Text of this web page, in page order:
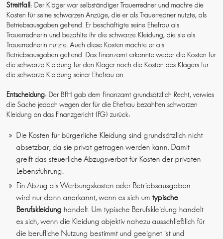
Streitfall : Der Kläger war selbständiger Trauerredner und machte die
Kosten für seine schwarzen Anzüge, die er als Trauerredner nutzte, als
Betriebsausgaben geltend. Er beschäftigte seine Ehefrau als
Trauerrednerin und bezahlte ihr die schwarze Kleidung, die sie als
Trauerrednerin nutzte. Auch diese Kosten machte er als
Betriebsausgaben geltend. Das Finanzamt erkannte weder die Kosten für
die schwarze Kleidung für den Kläger noch die Kosten des Klägers für
die schwarze Kleidung seiner Ehefrau an.
Entscheidung: Der BFH gab dem Finanzamt grundsätzlich Recht, verwies
die Sache jedoch wegen der für die Ehefrau bezahlten schwarzen
Kleidung an das Finanzgericht (FG) zurück:
Die Kosten für bürgerliche Kleidung sind grundsätzlich nicht
absetzbar, da sie privat getragen werden kann. Damit
greift das steuerliche Abzugsverbot für Kosten der privaten
Lebensführung.
Ein Abzug als Werbungskosten oder Betriebsausgaben
wird nur dann anerkannt, wenn es sich umtypische
Berufskleidung handelt. Um typische Berufskleidung handelt
es sich, wenn die Kleidung objektiv nahezu ausschließlich für
die berufliche Nutzung bestimmt und geeignet ist und